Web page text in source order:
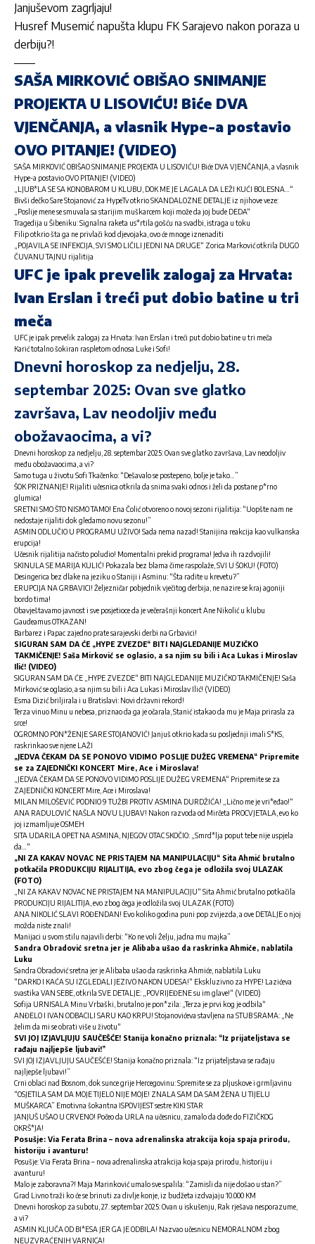
Janjuševom zagrljaju!
Husref Musemić napušta klupu FK Sarajevo nakon poraza u
derbiju?!
SAŠA MIRKOVIĆ OBIŠAO SNIMANJE
PROJEKTA U LISOVIĆU! Biće DVA
VJENČANJA, a vlasnik Hype-a postavio
OVO PITANJE! (VIDEO)
SAŠA MIRKOVIĆ OBIŠAO SNIMANJE PROJEKTA U LISOVIĆU! Biće DVA VJENČANJA, a vlasnik
Hype-a postavio OVO PITANJE! (VIDEO)
„LJUB*LA SE SA KONOBAROM U KLUBU, DOK ME JE LAGALA DA LEŽI KUĆI BOLESNA…“
Bivši dečko Sare Stojanović za HypeTv otkrio SKANDALOZNE DETALJE iz njihove veze:
„Poslije mene se smuvala sa starijim muškarcem koji može da joj bude DEDA“
Tragedija u Šibeniku: Signalna raketa us*rtila gošću na svadbi, istraga u toku
Filip otkrio šta ga ne privlači kod djevojaka, ovo će mnoge iznenaditi
„POJAVILA SE INFEKCIJA, SVI SMO LIČILI JEDNI NA DRUGE“ Zorica Marković otkrila DUGO
ČUVANU TAJNU rijalitija
UFC je ipak prevelik zalogaj za Hrvata:
Ivan Erslan i treći put dobio batine u tri
meča
UFC je ipak prevelik zalogaj za Hrvata: Ivan Erslan i treći put dobio batine u tri meča
Karić totalno šokiran raspletom odnosa Luke i Sofi!
Dnevni horoskop za nedjelju, 28.
septembar 2025: Ovan sve glatko
završava, Lav neodoljiv među
obožavaocima, a vi?
Dnevni horoskop za nedjelju, 28. septembar 2025: Ovan sve glatko završava, Lav neodoljiv
među obožavaocima, a vi?
Samo tuga u životu Sofi Tkačenko: “Dešavalo se postepeno, bolje je tako…”
ŠOK PRIZNANJE! Rijaliti učesnica otkrila da snima svaki odnos i želi da postane p*rno
glumica!
SRETNI SMO ŠTO NISMO TAMO! Ena Čolić otvoreno o novoj sezoni rijalitija: “Uopšte nam ne
nedostaje rijaliti dok gledamo novu sezonu!”
ASMIN ODLUČIO U PROGRAMU UŽIVO! Sada nema nazad! Stanijina reakcija kao vulkanska
erupcija!
Učesnik rijalitija načisto poludio! Momentalni prekid programa! Jedva ih razdvojili!
SKINULA SE MARIJA KULIĆ! Pokazala bez blama čime raspolaže, SVI U ŠOKU! (FOTO)
Desingerica bez dlake na jeziku o Staniji i Asminu: “Šta radite u krevetu?”
ERUPCIJA NA GRBAVICI! Željezničar pobjednik vječitog derbija, ne nazire se kraj agoniji
bordo tima!
Obavještavamo javnost i sve posjetioce da je večerašnji koncert Ane Nikolić u klubu
Gaudeamus OTKAZAN!
Barbarez i Papac zajedno prate sarajevski derbi na Grbavici!
SIGURAN SAM DA ĆE „HYPE ZVEZDE“ BITI NAJGLEDANIJE MUZIČKO
TAKMIČENJE! Saša Mirković se oglasio, a sa njim su bili i Aca Lukas i Miroslav
Ilić! (VIDEO)
SIGURAN SAM DA ĆE „HYPE ZVEZDE“ BITI NAJGLEDANIJE MUZIČKO TAKMIČENJE! Saša
Mirković se oglasio, a sa njim su bili i Aca Lukas i Miroslav Ilić! (VIDEO)
Esma Dizić briljirala i u Bratislavi: Novi državni rekord!
Terza vinuo Minu u nebesa, priznao da ga je očarala, Stanić istakao da mu je Maja prirasla za
srce!
OGROMNO PON*ŽENJE SARE STOJANOVIĆ! Janjuš otkrio kada su posljednji imali S*KS,
raskrinkao sve njene LAŽI
„JEDVA ČEKAM DA SE PONOVO VIDIMO POSLIJE DUŽEG VREMENA“ Pripremite
se za ZAJEDNIČKI KONCERT Mire, Ace i Miroslava!
„JEDVA ČEKAM DA SE PONOVO VIDIMO POSLIJE DUŽEG VREMENA“ Pripremite se za
ZAJEDNIČKI KONCERT Mire, Ace i Miroslava!
MILAN MILOŠEVIĆ PODNIO 9 TUŽBI PROTIV ASMINA DURDŽIĆA! „Lično me je vri*eđao!“
ANA RADULOVIĆ NAŠLA NOVU LJUBAV! Nakon razvoda od Mirčeta PROCVJETALA, evo ko
joj izmamljuje OSMEH
SITA UDARILA OPET NA ASMINA, NJEGOV OTAC SKOČIO: „Smrd*lja poput tebe nije uspjela
da…“
„NI ZA KAKAV NOVAC NE PRISTAJEM NA MANIPULACIJU“ Sita Ahmić brutalno
potkačila PRODUKCIJU RIJALITIJA, evo zbog čega je odložila svoj ULAZAK
(FOTO)
„NI ZA KAKAV NOVAC NE PRISTAJEM NA MANIPULACIJU“ Sita Ahmić brutalno potkačila
PRODUKCIJU RIJALITIJA, evo zbog čega je odložila svoj ULAZAK (FOTO)
ANA NIKOLIĆ SLAVI ROĐENDAN! Evo koliko godina puni pop zvijezda, a ove DETALJE o njoj
možda niste znaIi!
Manijaci u svom stilu najavili derbi: “Ko ne voli Želju, jadna mu majka”
Sandra Obradović sretna jer je Alibaba ušao da raskrinka Ahmiće, nablatila
Luku
Sandra Obradović sretna jer je Alibaba ušao da raskrinka Ahmiće, nablatila Luku
“DARKO I KAĆA SU IZGLEDALI JEZIVO NAKON UDESA!“ Ekskluzivno za HYPE! Lazićeva
svastika VAN SEBE, otkrila SVE DETALJE: „POVRIJEĐENE su im glave!“ (VIDEO)
Sofija URNISALA Minu Vrbaški, brutalno je pon*zila: „Terza je prvi kog je odbila“
ANĐELO I IVAN ODBACILI SARU KAO KRPU! Stojanovićeva stavljena na STUB SRAMA: „Ne
želim da mi se obrati više u životu“
SVI JOJ IZJAVLJUJU SAUČEŠĆE! Stanija konačno priznala: “Iz prijateljstava se
rađaju najljepše ljubavi!”
SVI JOJ IZJAVLJUJU SAUČEŠĆE! Stanija konačno priznala: “Iz prijateljstava se rađaju
najljepše ljubavi!”
Crni oblaci nad Bosnom, dok sunce grije Hercegovinu: Spremite se za pljuskove i grmljavinu
“OSJETILA SAM DA MOJE TIJELO NIJE MOJE! ZNALA SAM DA SAM ŽENA U TIJELU
MUŠKARCA” Emotivna šokantna ISPOVIJEST sestre KIKI STAR
JANJUŠ UŠAO U CRVENO! Počeo da URLA na učesnicu, zamalo da dođe do FIZIČKOG
OKRŠ*JA!
Posušje: Via Ferata Brina – nova adrenalinska atrakcija koja spaja prirodu,
historiju i avanturu!
Posušje: Via Ferata Brina – nova adrenalinska atrakcija koja spaja prirodu, historiju i
avanturu!
Malo je zaboravna?! Maja Marinković umalo sve spalila: “Zamisli da nije došao u stan?”
Grad Livno traži ko će se brinuti za divlje konje, iz budžeta izdvajaju 10.000 KM
Dnevni horoskop za subotu, 27. septembar 2025: Ovan u iskušenju, Rak rješava nesporazume,
a vi?
ASMIN KLJUČA OD BI*ESA JER GA JE ODBILA! Nazvao učesnicu NEMORALNOM zbog
NEUZVRAĆENIH VARNICA!